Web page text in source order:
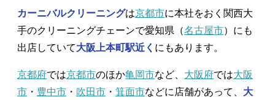
カーニバルクリーニングは京都市に本社をおく関西大
手のクリーニングチェーンで愛知県（名古屋市）にも
出店していて大阪上本町駅近く にもあります。
京都府では京都市のほか亀岡市など、 大阪府では大阪
市 ・ 豊中市 ・ 吹田市 ・ 箕面市などに店舗があって、 大